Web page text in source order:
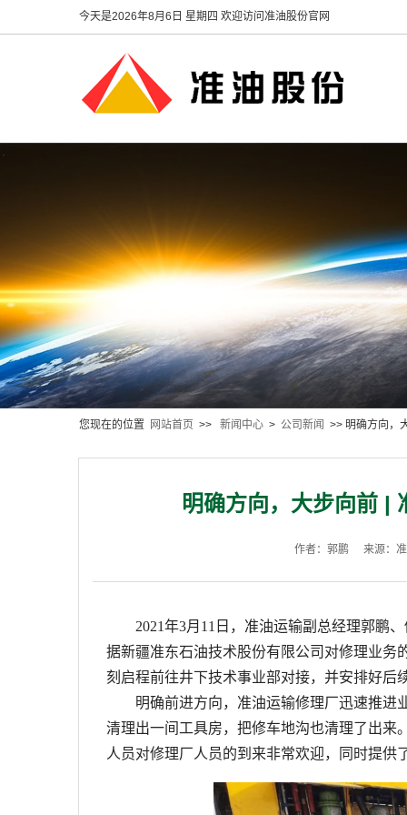
今天是2026年8月6日 星期四 欢迎访问准油股份官网
您现在的位置 网站首页 >> 新闻中心 > 公司新闻 >> 明确方向，
明确方向，大步向前 |
作者：郭鹏 来源：
2021年3月 11 日，准油运输副总经理郭鹏
据新疆准东石油技术股份有限公司对修理业务
刻启程前往井下技术事业部对接，并安排好后
明确前进方向，准油运输修理厂迅速推进
清理出一间工具房，把修车地沟也清理了出来
人员对修理厂人员的到来非常欢迎，同时提供